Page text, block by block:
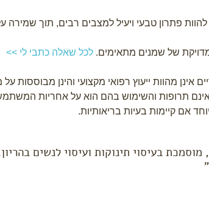
להוות פתרון טבעי ויעיל למצבים רבים, תוך שמירה
של שמנים מתאימים. לכל שאלה כתבי לי >>
אינן מהוות ייעוץ רפואי מקצועי והינן מבוססות
תרופות והשימוש בהם הוא על אחריות
אם קיימות בעיות בריאותיות.
בעיסוי תינוקות ועיסוי לנשים
"